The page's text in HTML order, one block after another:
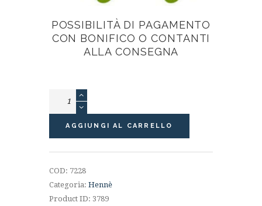
POSSIBILITÀ DI PAGAMENTO
CON BONIFICO O CONTANTI
ALLA CONSEGNA
Marrone
nero
-
AGGIUNGI AL CARRELLO
COD: 7228
Categoria: Hennè
Product ID: 3789